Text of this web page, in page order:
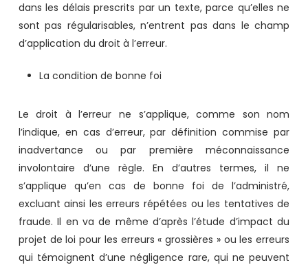
dans les délais prescrits par un texte, parce qu’elles ne
sont pas régularisables, n’entrent pas dans le champ
d’application du droit à l’erreur.
La condition de bonne foi
Le droit à l’erreur ne s’applique, comme son nom
l’indique, en cas d’erreur, par définition commise par
inadvertance ou par première méconnaissance
involontaire d’une règle. En d’autres termes, il ne
s’applique qu’en cas de bonne foi de l’administré,
excluant ainsi les erreurs répétées ou les tentatives de
fraude. Il en va de même d’après l’étude d’impact du
projet de loi pour les erreurs « grossières » ou les erreurs
qui témoignent d’une négligence rare, qui ne peuvent